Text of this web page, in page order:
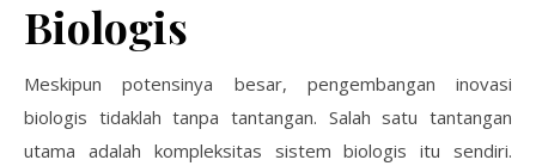
Biologis
Meskipun potensinya besar, pengembangan inovasi
biologis tidaklah tanpa tantangan. Salah satu tantangan
utama adalah kompleksitas sistem biologis itu sendiri.